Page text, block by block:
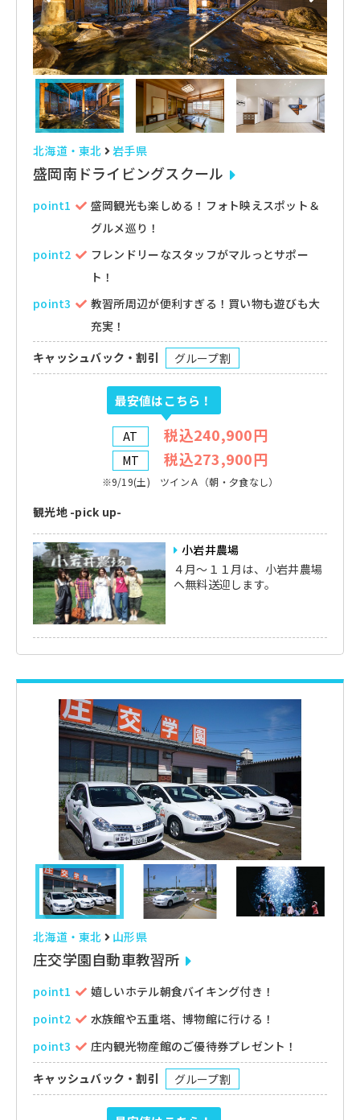
北海道・東北 岩手県
盛岡南ドライビングスクール
point1
盛岡観光も楽しめる！フォト映えスポット＆
グルメ巡り！
point2
フレンドリーなスタッフがマルっとサポー
ト！
point3
教習所周辺が便利すぎる！買い物も遊びも大
充実！
キャッシュバック・割引
グループ割
最安値はこちら！
AT 税込240,900円
MT 税込273,900円
※9/19(土) ツインＡ（朝・夕食なし）
観光地 -pick up-
小岩井農場
４月〜１１月は、小岩井農場
へ無料送迎します。
北海道・東北 山形県
庄交学園自動車教習所
point1
嬉しいホテル朝食バイキング付き！
point2
水族館や五重塔、博物館に行ける！
point3
庄内観光物産館のご優待券プレゼント！
キャッシュバック・割引
グループ割